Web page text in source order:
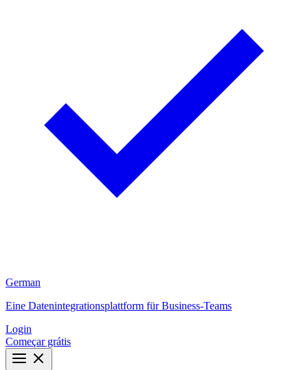
German
Eine Datenintegrationsplattform für Business-Teams
Login
Começar grátis